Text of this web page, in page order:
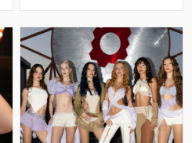
"Selamsı